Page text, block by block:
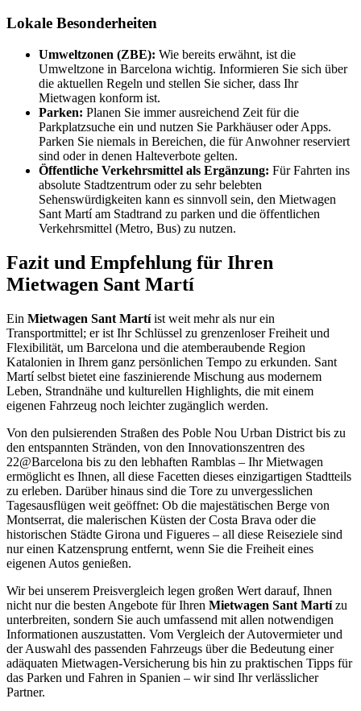
Lokale Besonderheiten
Umweltzonen (ZBE): Wie bereits erwähnt, ist die
Umweltzone in Barcelona wichtig. Informieren Sie sich über
die aktuellen Regeln und stellen Sie sicher, dass Ihr
Mietwagen konform ist.
Parken: Planen Sie immer ausreichend Zeit für die
Parkplatzsuche ein und nutzen Sie Parkhäuser oder Apps.
Parken Sie niemals in Bereichen, die für Anwohner reserviert
sind oder in denen Halteverbote gelten.
Öffentliche Verkehrsmittel als Ergänzung: Für Fahrten ins
absolute Stadtzentrum oder zu sehr belebten
Sehenswürdigkeiten kann es sinnvoll sein, den Mietwagen
Sant Martí am Stadtrand zu parken und die öffentlichen
Verkehrsmittel (Metro, Bus) zu nutzen.
Fazit und Empfehlung für Ihren
Mietwagen Sant Martí
Ein Mietwagen Sant Martíist weit mehr als nur ein
Transportmittel; er ist Ihr Schlüssel zu grenzenloser Freiheit und
Flexibilität, um Barcelona und die atemberaubende Region
Katalonien in Ihrem ganz persönlichen Tempo zu erkunden. Sant
Martí selbst bietet eine faszinierende Mischung aus modernem
Leben, Strandnähe und kulturellen Highlights, die mit einem
eigenen Fahrzeug noch leichter zugänglich werden.
Von den pulsierenden Straßen des Poble Nou Urban District bis zu
den entspannten Stränden, von den Innovationszentren des
22@Barcelona bis zu den lebhaften Ramblas – Ihr Mietwagen
ermöglicht es Ihnen, all diese Facetten dieses einzigartigen Stadtteils
zu erleben. Darüber hinaus sind die Tore zu unvergesslichen
Tagesausflügen weit geöffnet: Ob die majestätischen Berge von
Montserrat, die malerischen Küsten der Costa Brava oder die
historischen Städte Girona und Figueres – all diese Reiseziele sind
nur einen Katzensprung entfernt, wenn Sie die Freiheit eines
eigenen Autos genießen.
Wir bei unserem Preisvergleich legen großen Wert darauf, Ihnen
nicht nur die besten Angebote für Ihren Mietwagen Sant Martízu
unterbreiten, sondern Sie auch umfassend mit allen notwendigen
Informationen auszustatten. Vom Vergleich der Autovermieter und
der Auswahl des passenden Fahrzeugs über die Bedeutung einer
adäquaten Mietwagen-Versicherung bis hin zu praktischen Tipps für
das Parken und Fahren in Spanien – wir sind Ihr verlässlicher
Partner.